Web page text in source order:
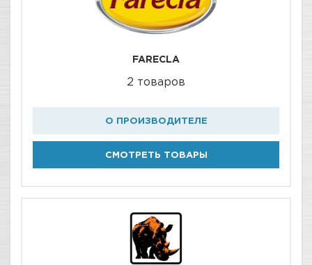
FARECLA
2 товаров
О ПРОИЗВОДИТЕЛЕ
СМОТРЕТЬ ТОВАРЫ